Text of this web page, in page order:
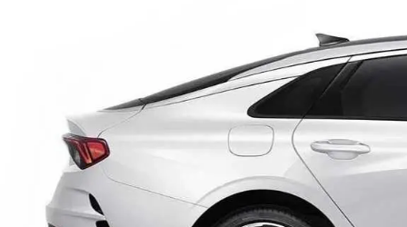
А также посредники, в чьи обязанности
входит предоставление гарантии (напр., в
нынешних условиях некоторые организации
продают 3-5-летний автомобиль с
гарантией на поддержанный автомобиль).
Всегда подскажем и сделаем так, чтобы
автомобиль продолжал быть исправным как